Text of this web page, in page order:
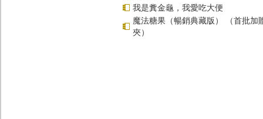
我是糞金龜，我愛吃大便
魔法糖果（暢銷典藏版） （首批加
夾）